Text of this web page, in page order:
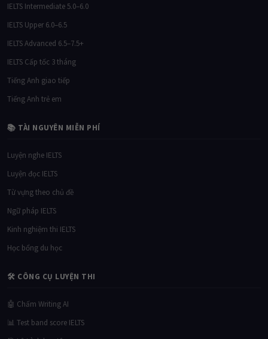
IELTS Intermediate 5.0–6.0
IELTS Upper 6.0–6.5
IELTS Advanced 6.5–7.5+
IELTS Cấp tốc 3 tháng
Tiếng Anh giao tiếp
Tiếng Anh trẻ em
📚 TÀI NGUYÊN MIỄN PHÍ
Luyện nghe IELTS
Luyện đọc IELTS
Từ vựng theo chủ đề
Ngữ pháp IELTS
Kinh nghiệm thi IELTS
Học bổng du học
🛠 CÔNG CỤ LUYỆN THI
🤖 Chấm Writing AI
📊 Test band score IELTS